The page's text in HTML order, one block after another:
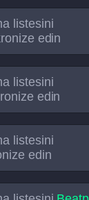
listesini
edin
listesini
edin
listesini
edin